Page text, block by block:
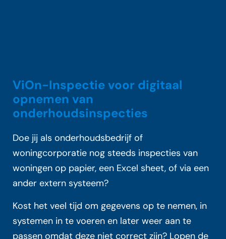
ViOn-Inspectie voor digitaal
opnemen van
onderhoudsinspecties
Doe jij als onderhoudsbedrijf of
woningcorporatie nog steeds inspecties van
woningen op papier, een Excel sheet, of via een
ander extern systeem?
Kost het veel tijd om gegevens op te nemen, in
systemen in te voeren en later weer aan te
passen omdat deze niet correct zijn? Lopen de